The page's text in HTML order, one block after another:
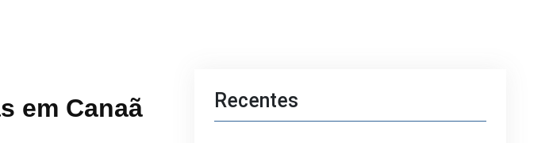
em Canaã Recentes